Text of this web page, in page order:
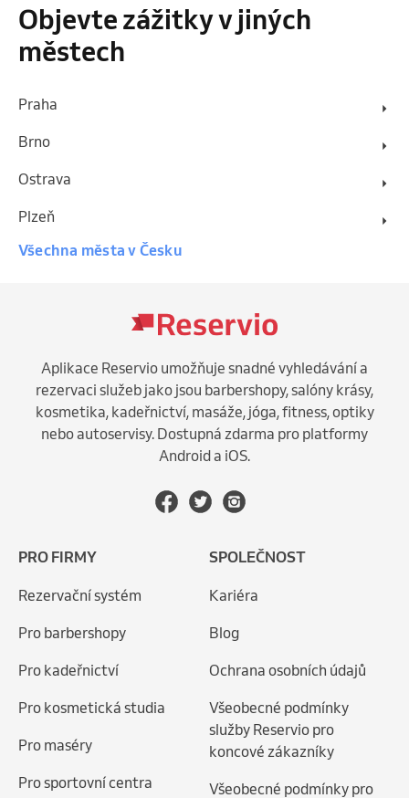
Objevte zážitky v jiných
městech
Praha
Brno
Ostrava
Plzeň
Všechna města v Česku
Aplikace Reservio umožňuje snadné vyhledávání a
rezervaci služeb jako jsou barbershopy, salóny krásy,
kosmetika, kadeřnictví, masáže, jóga, fitness, optiky
nebo autoservisy. Dostupná zdarma pro platformy
Android a iOS.
PRO FIRMY
Rezervační systém
Pro barbershopy
Pro kadeřnictví
Pro kosmetická studia
Pro maséry
Pro sportovní centra
SPOLEČNOST
Kariéra
Blog
Ochrana osobních údajů
Všeobecné podmínky
služby Reservio pro
koncové zákazníky
Všeobecné podmínky pro